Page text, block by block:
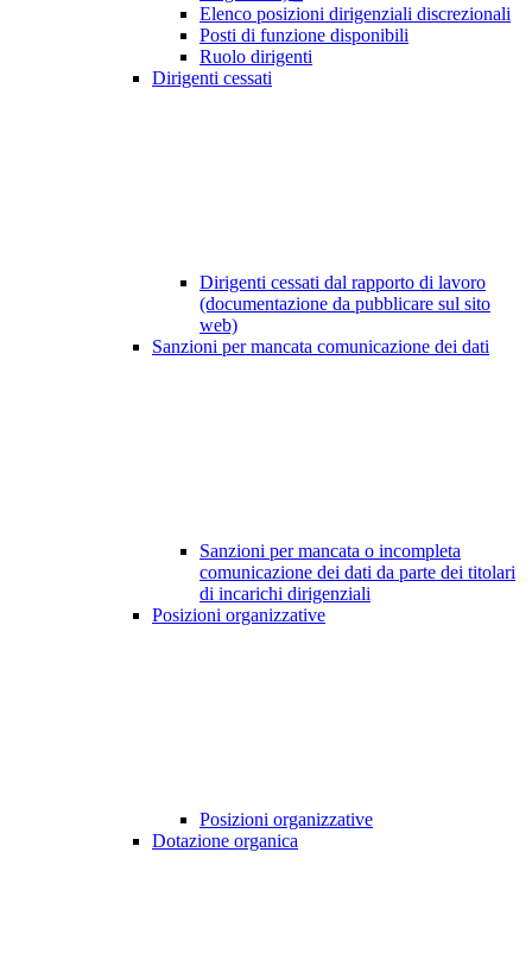
Elenco posizioni dirigenziali discrezionali
Posti di funzione disponibili
Ruolo dirigenti
Dirigenti cessati
Dirigenti cessati dal rapporto di lavoro
(documentazione da pubblicare sul sito
web)
Sanzioni per mancata comunicazione dei dati
Sanzioni per mancata o incompleta
comunicazione dei dati da parte dei titolari
di incarichi dirigenziali
Posizioni organizzative
Posizioni organizzative
Dotazione organica